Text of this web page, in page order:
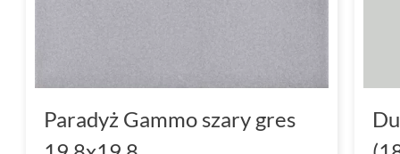
Paradyż Gammo szary gres